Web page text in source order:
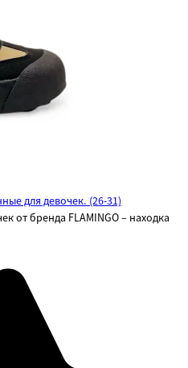
для девочек. (26-31)
от бренда FLAMINGO – находка